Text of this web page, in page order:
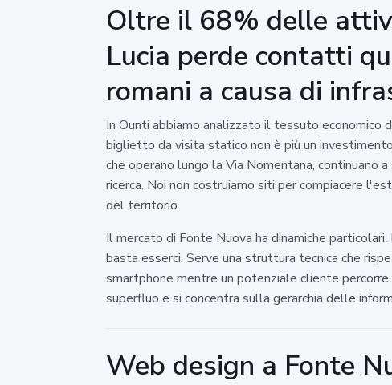
Oltre il 68% delle
Lucia perde contatti
romani a causa di
In Ounti abbiamo analizzato il tessuto economico
biglietto da visita statico non è più un
che operano lungo la Via Nomentana,
ricerca. Noi non costruiamo siti per compiacere
del territorio.
Il mercato di Fonte Nuova ha dinamiche
basta esserci. Serve una struttura tecnica che
smartphone mentre un potenziale cliente
superfluo e si concentra sulla gerarchia delle
Web design a Fonte